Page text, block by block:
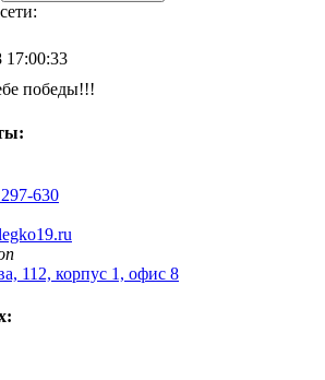
17:00:33
победы!!!
630
112, корпус 1, офис 8